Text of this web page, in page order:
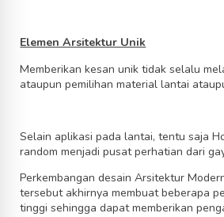
Elemen Arsitektur Unik
Memberikan kesan unik tidak selalu
ataupun pemilihan material lantai
Selain aplikasi pada lantai, tentu saja
random menjadi pusat perhatian dari
Perkembangan desain Arsitektur
tersebut akhirnya membuat beberapa
tinggi sehingga dapat memberikan